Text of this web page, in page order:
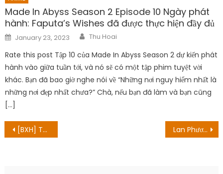
Made In Abyss Season 2 Episode 10 Ngày phát
hành: Faputa’s Wishes đã được thực hiện đầy đủ
Posted
on
January 23, 2023 Author
Thu Hoai
Rate this post Tập 10 của Made In Abyss Season 2 dự kiến ​​phát
hành vào giữa tuần tới, và nó sẽ có một tập phim tuyệt vời
khác. Bạn đã bao giờ nghe nói về “Những nơi nguy hiểm nhất là
những nơi đẹp nhất chưa?” Chà, nếu bạn đã làm và bạn cũng
[…]
Post
[BXH] Top 10 anime nổi bật nhất tuần 5 của Anime mùa Hè 2022 Lan Phương chia tay “Thương ngày nắng về”, khác lạ nhắc tới Hồng Đăng